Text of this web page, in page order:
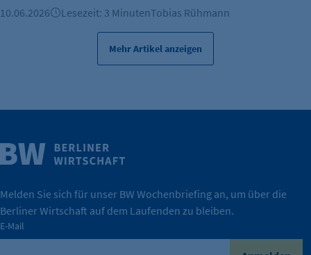
Cookie Laufzeit:
Durch ihre Perspektiven wird deutlich, was der Claim
konkret bedeutet – und wie die IHK Berlin Unternehmen
tatsächlich unterstützt.
Wirtschaft.
Weitere Infos
10.06.2026 Lesezeit: 3 MinutenTobias Rühmann
Mehr Artikel anzeigen
Melden Sie sich für unser BW Wochenbriefing an, um über die
Berliner Wirtschaft auf dem Laufenden zu bleiben.
E-Mail